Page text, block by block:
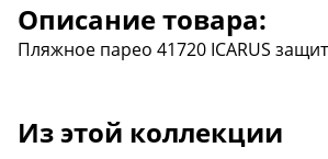
Описание товара:
Пляжное парео 41720 ICARUS
Из этой коллекции